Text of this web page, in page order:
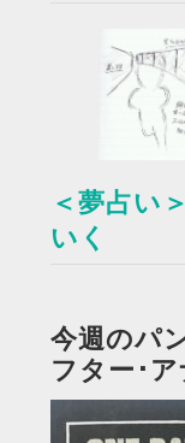
＜夢占い
いく
今週のパ
フター･ア